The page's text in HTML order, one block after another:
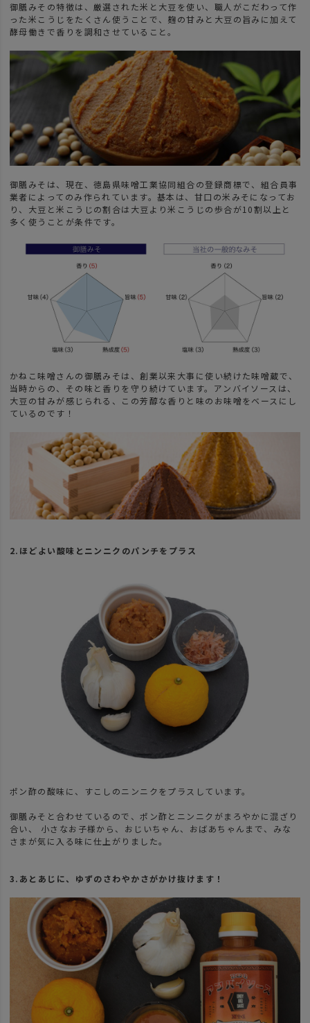
御膳みその特徴は、厳選された米と大豆を使い、職人がこだわって作
った米こうじをたくさん使うことで、麹の甘みと大豆の旨みに加えて
酵母働きで香りを調和させていること。
御膳みそは、現在、徳島県味噌工業協同組合の登録商標で、組合員事
業者によってのみ作られています。基本は、甘口の米みそになってお
り、大豆と米こうじの割合は大豆より米こうじの歩合が10割以上と
多く使うことが条件です。
かねこ味噌さんの御膳みそは、創業以来大事に使い続けた味噌蔵で、
当時からの、その味と香りを守り続けています。アンバイソースは、
大豆の甘みが感じられる、この芳醇な香りと味のお味噌をベースにし
ているのです！
2.ほどよい酸味とニンニクのパンチをプラス
ポン酢の酸味に、すこしのニンニクをプラスしています。
御膳みそと合わせているので、ポン酢とニンニクがまろやかに混ざり
合い、 小さなお子様から、おじいちゃん、おばあちゃんまで、みな
さまが気に入る味に仕上がりました。
3.あとあじに、ゆずのさわやかさがかけ抜けます！